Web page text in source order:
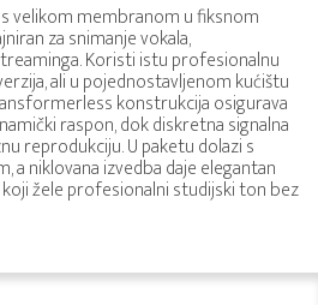
velikom membranom u fiksnom
za snimanje vokala,
Koristi istu profesionalnu
ali u pojednostavljenom kućištu
konstrukcija osigurava
raspon, dok diskretna signalna
reprodukciju. U paketu dolazi s
niklovana izvedba daje elegantan
žele profesionalni studijski ton bez